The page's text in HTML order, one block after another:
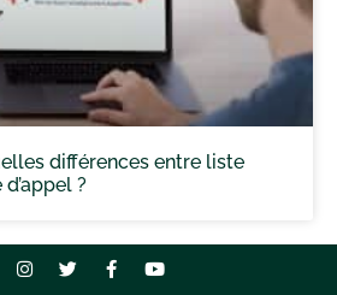
différences entre liste
?